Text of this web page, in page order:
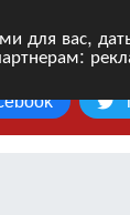
для вас,